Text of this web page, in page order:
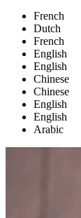
French
Dutch
French
English
English
Chinese
Chinese
English
English
Arabic